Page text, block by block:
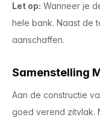
Let op: Wanneer je
hele bank. Naast de
aanschaffen.
Samenstelling
Aan de constructie
goed verend zitvlak.